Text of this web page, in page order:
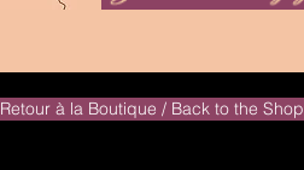
Retour à la Boutique / Back to the Shop